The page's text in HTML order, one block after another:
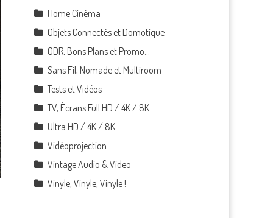
Home Cinéma
Objets Connectés et Domotique
ODR, Bons Plans et Promo…
Sans Fil, Nomade et Multiroom
Tests et Vidéos
TV, Écrans Full HD / 4K / 8K
Ultra HD / 4K / 8K
Vidéoprojection
Vintage Audio & Video
Vinyle, Vinyle, Vinyle !